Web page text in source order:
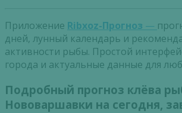
Приложение Ribxoz-Прогноз —
дней, лунный календарь и
активности рыбы. Простой
города и актуальные данные для
Подробный прогноз клёва
Нововаршавки на сегодня,